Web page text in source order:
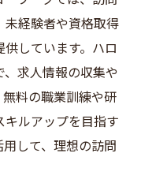
未経験者や資格取得
しています。ハロ
求人情報の収集や
料の職業訓練や研
ルアップを目指す
して、理想の訪問